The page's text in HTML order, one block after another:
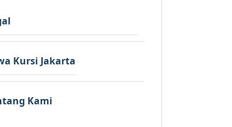
Kursi Jakarta
Kami